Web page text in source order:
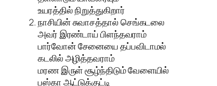
உயரத்தில் நிறுத்துகிறார்
நாசியின் சுவாசத்தால் செங்கடலை
அவர் இரண்டாய் பிளந்தவராம்
பார்வோன் சேனையை தப்பவிடாமல்
கடலில் அழித்தவராம்
மரண இருள் சூழ்ந்திடும் வேளையில்
பஸ்கா ஆட்டுக்குட்டி